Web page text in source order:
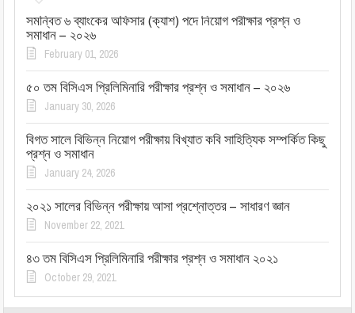
সমন্বিত ৬ ব্যাংকের অফিসার (ক্যাশ) পদে নিয়োগ পরীক্ষার প্রশ্ন ও
সমাধান – ২০২৬
February 01, 2026
৫০ তম বিসিএস প্রিলিমিনারি পরীক্ষার প্রশ্ন ও সমাধান – ২০২৬
January 30, 2026
বিগত সালে বিভিন্ন নিয়োগ পরীক্ষায় বিখ্যাত কবি সাহিত্যিক সম্পর্কিত কিছু
প্রশ্ন ও সমাধান
January 24, 2026
২০২১ সালের বিভিন্ন পরীক্ষায় আসা প্রশ্নোত্তর – সাধারণ জ্ঞান
November 22, 2021
৪৩ তম বিসিএস প্রিলিমিনারি পরীক্ষার প্রশ্ন ও সমাধান ২০২১
October 29, 2021